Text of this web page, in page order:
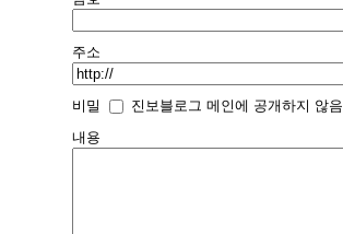
주소
비밀
진보블로그 메인에 공개하지 않음
내용